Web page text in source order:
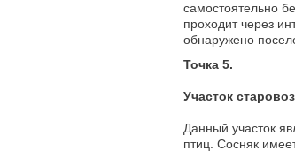
самостоятельно
проходит через
обнаружено
Точка 5.
Участок
Данный участок
птиц. Сосняк